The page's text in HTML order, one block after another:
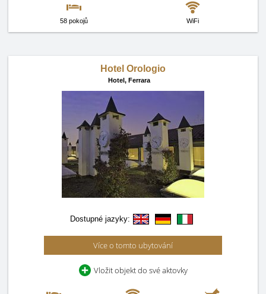
58 pokojů WiFi
Hotel Orologio
Hotel, Ferrara
Dostupné jazyky:
Více o tomto ubytování
Vložit objekt do své aktovky